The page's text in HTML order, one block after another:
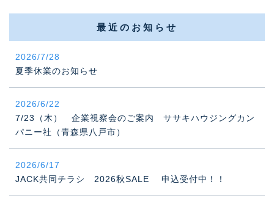
最近のお知らせ
2026/7/28
夏季休業のお知らせ
2026/6/22
7/23（木） 企業視察会のご案内 ササキハウジングカン
パニー社（青森県八戸市）
2026/6/17
JACK共同チラシ 2026秋SALE 申込受付中！！